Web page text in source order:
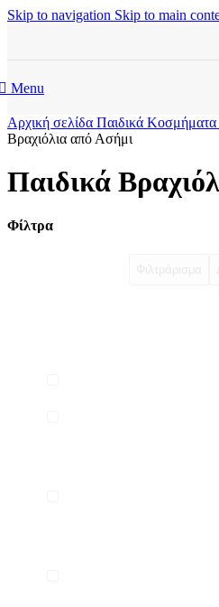
Skip to navigation Skip to main
Menu
Αρχική σελίδα Παιδικά Κοσμήματα
Βραχιόλια από Ασήμι
Παιδικά
Φίλτρα